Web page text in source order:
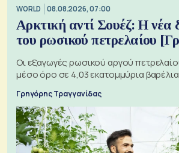
WORLD 08.08.2026, 07:00
Αρκτική αντί Σουέζ: Η νέα
του ρωσικού πετρελαίου
Οι εξαγωγές ρωσικού αργού
μέσο όρο σε 4,03 εκατομμύρια
Γρηγόρης Τραγγανίδας